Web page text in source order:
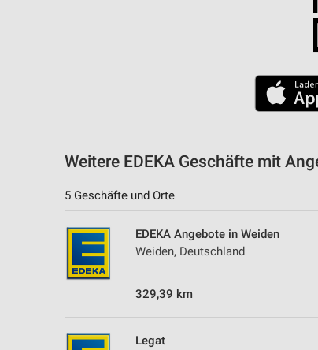
Weitere EDEKA Geschäfte mit
5 Geschäfte und Orte
EDEKA Angebote in Weiden
Weiden, Deutschland
329,39 km
Legat